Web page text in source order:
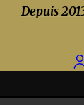
Depuis